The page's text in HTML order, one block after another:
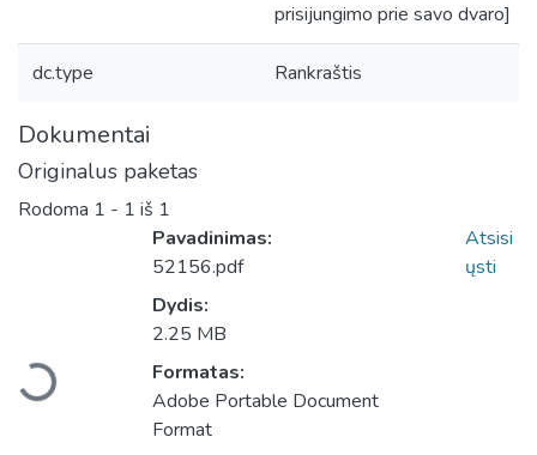
prisijungimo prie savo dvaro]
dc.type Rankraštis
Dokumentai
Originalus paketas
Rodoma 1 - 1 iš 1
Įkeliama...
Pavadinimas:
52156.pdf
Dydis:
2.25 MB
Formatas:
Adobe Portable Document
Format
Atsisi
ųsti